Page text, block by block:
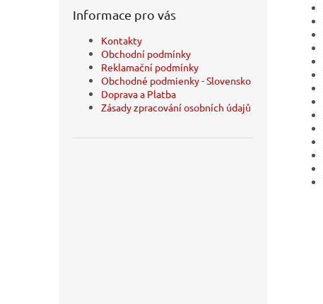
Informace pro vás
Kontakty
Obchodní podmínky
Reklamační podmínky
Obchodné podmienky - Slovensko
Doprava a Platba
Zásady zpracování osobních údajů